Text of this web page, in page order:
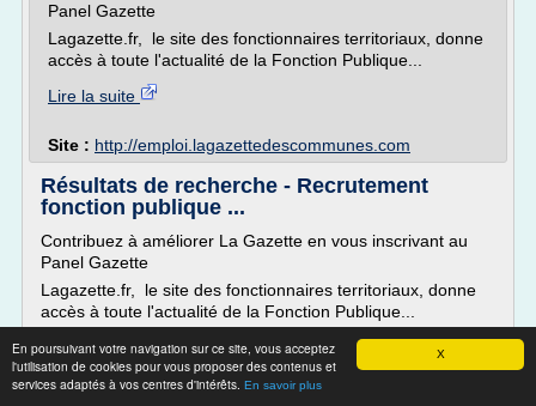
X
En poursuivant votre navigation sur ce site, vous acceptez
l'utilisation de cookies pour vous proposer des contenus et
services adaptés à vos centres d'intérêts. En savoir plus
Panel Gazette
Lagazette.fr, le site des fonctionnaires territoriaux, donne
accès à toute l'actualité de la Fonction Publique...
Lire la suite
Site : http://emploi.lagazettedescommunes.com
Résultats de recherche - Recrutement
fonction publique ...
Contribuez à améliorer La Gazette en vous inscrivant au
Panel Gazette
Lagazette.fr, le site des fonctionnaires territoriaux, donne
accès à toute l'actualité de la Fonction Publique...
Lire la suite
Site : http://www.emploi.lagazettedescommunes.com